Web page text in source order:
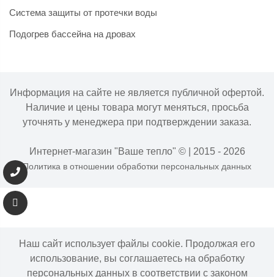
Система защиты от протечки воды
Подогрев бассейна на дровах
Информация на сайте не является публичной офертой.
Наличие и цены товара могут меняться, просьба
уточнять у менеджера при подтверждении заказа.
Интернет-магазин "Ваше тепло" © | 2015 - 2026
Политика в отношении обработки персональных данных
Наш сайт использует файлы cookie. Продолжая его
использование, вы соглашаетесь на обработку
персональных данных в соответствии с законом